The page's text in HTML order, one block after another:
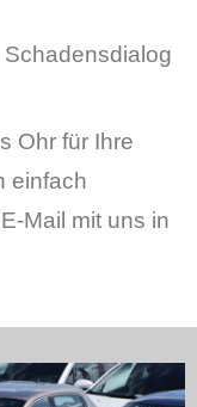
Ohr für Ihre
einfach
Mail mit uns in